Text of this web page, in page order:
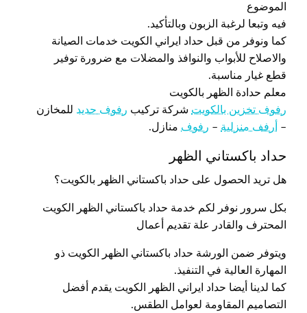
الموضوع
فيه وتبعا لرغبة الزبون وبالتأكيد.
كما ونوفر من قبل حداد ايراني الكويت خدمات الصيانة
والاصلاح للأبواب والنوافذ والمضلات مع ضرورة توفير
قطع غيار مناسبة.
معلم حدادة الظهر بالكويت
رفوف تخزين بالكويت شركة تركيب رفوف حديد للمخازن
–
أرفف منزلية – رفوف منازل.
حداد باكستاني الظهر
هل تريد الحصول على حداد باكستاني الظهر بالكويت؟
بكل سرور نوفر لكم خدمة حداد باكستاني الظهر الكويت
المحترف والقادر علة تقديم أعمال
ويتوفر ضمن الورشة حداد باكستاني الظهر الكويت ذو
المهارة العالية في التنفيذ.
كما لدينا أيضا حداد ايراني الظهر الكويت يقدم أفضل
التصاميم المقاومة لعوامل الطقس.